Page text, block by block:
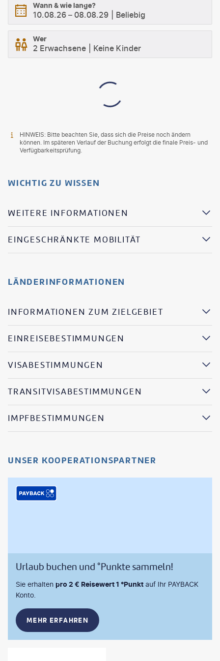
Wann & wie lange?
10.08.26 – 08.08.29 Beliebig
Wer
2 Erwachsene Keine Kinder
HINWEIS: Bitte beachten Sie, dass sich die Preise noch ändern
können. Im späteren Verlauf der Buchung erfolgt die finale Preis- und
Verfügbarkeitsprüfung.
WICHTIG ZU WISSEN
WEITERE INFORMATIONEN
EINGESCHRÄNKTE MOBILITÄT
LÄNDERINFORMATIONEN
INFORMATIONEN ZUM ZIELGEBIET
EINREISEBESTIMMUNGEN
VISABESTIMMUNGEN
TRANSITVISABESTIMMUNGEN
IMPFBESTIMMUNGEN
UNSER KOOPERATIONSPARTNER
Urlaub buchen und °Punkte sammeln!
Sie erhalten pro 2 € Reisewert 1 °Punkt auf Ihr PAYBACK
Konto.
MEHR ERFAHREN